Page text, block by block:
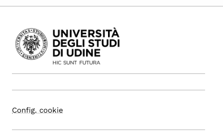
Config. cookie